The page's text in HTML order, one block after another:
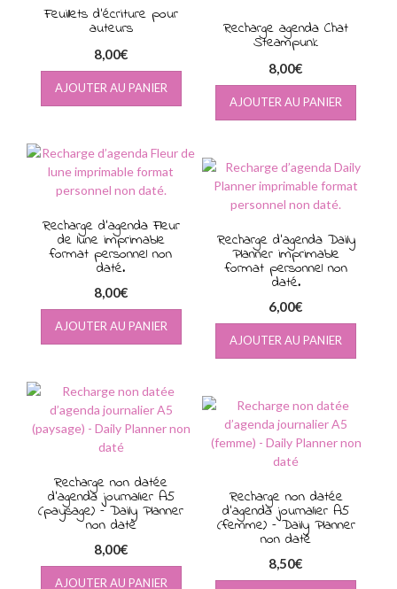
Feuillets d’écriture pour
auteurs
8,00€
AJOUTER AU PANIER
Recharge agenda Chat
Steampunk
8,00€
AJOUTER AU PANIER
Recharge d’agenda Fleur
de lune imprimable
format personnel non
daté.
8,00€
AJOUTER AU PANIER
Recharge d’agenda Daily
Planner imprimable
format personnel non
daté.
6,00€
AJOUTER AU PANIER
Recharge non datée
d’agenda journalier A5
(paysage) – Daily Planner
non daté
8,00€
AJOUTER AU PANIER
Recharge non datée
d’agenda journalier A5
(femme) – Daily Planner
non daté
8,50€